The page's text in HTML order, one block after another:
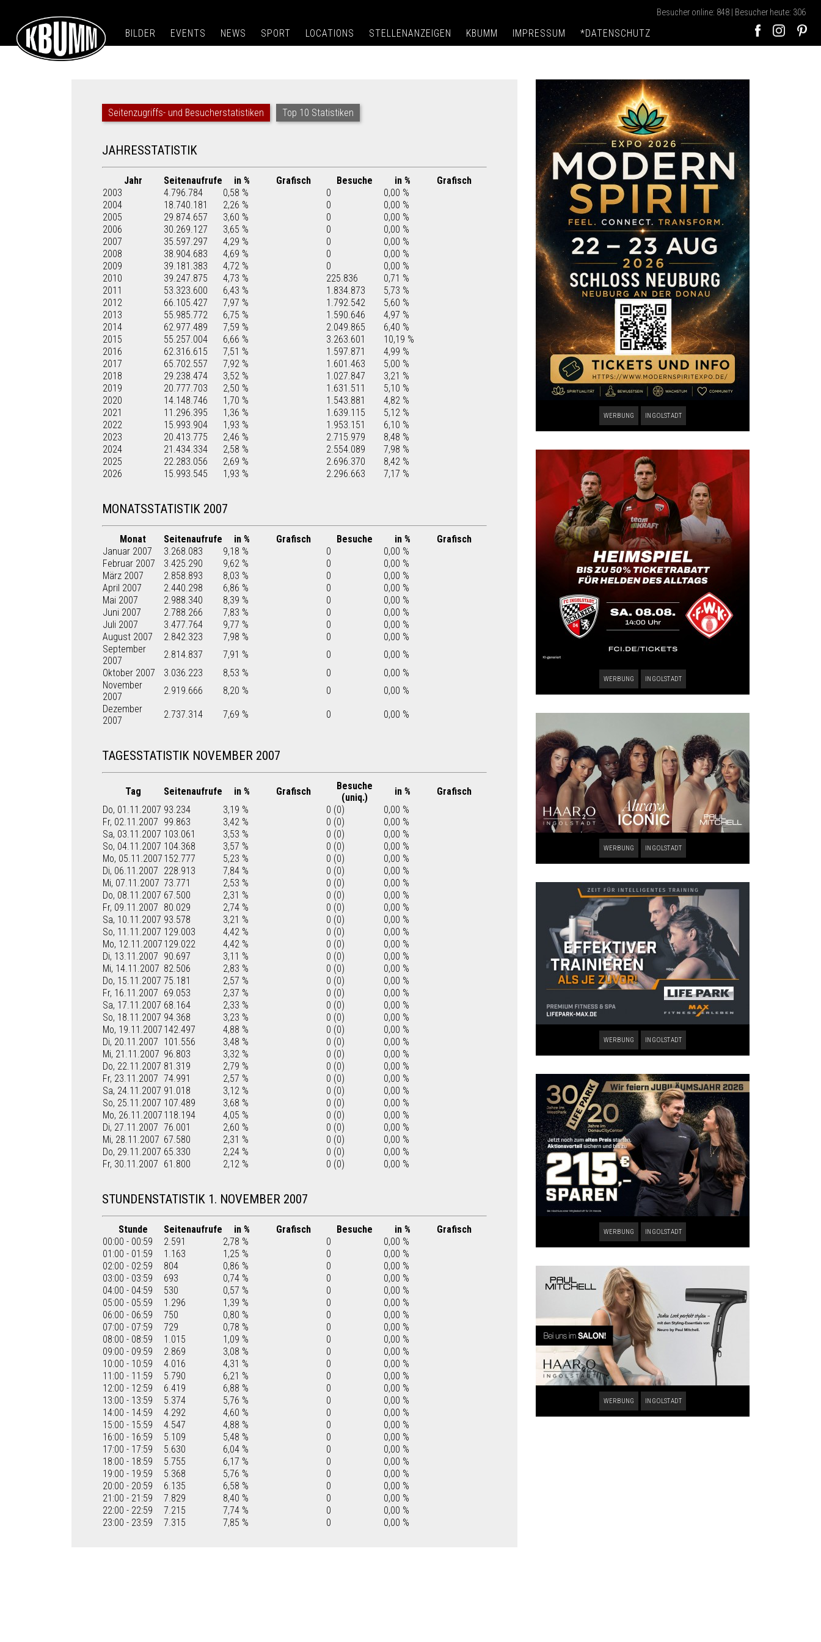
Besucher online: 848 | Besucher heute: 306
BILDER EVENTS NEWS SPORT LOCATIONS STELLENANZEIGEN KBUMM IMPRESSUM *DATENSCHUTZ
Seitenzugriffs- und Besucherstatistiken Top 10 Statistiken
JAHRESSTATISTIK
Jahr Seitenaufrufe in % Grafisch Besuche in %
Grafisch
2003
4.796.784 0,58 % 0
0,00 %
2004
18.740.181 2,26 % 0
0,00 %
2005
29.874.657 3,60 % 0
0,00 %
2006
30.269.127 3,65 % 0
0,00 %
2007
35.597.297 4,29 % 0
0,00 %
2008
38.904.683 4,69 % 0
0,00 %
2009
39.181.383 4,72 % 0
0,00 %
2010
39.247.875 4,73 % 225.836
0,71 %
2011
53.323.600 6,43 % 1.834.873
5,73 %
2012
66.105.427 7,97 % 1.792.542
5,60 %
2013
55.985.772 6,75 % 1.590.646
4,97 %
2014
62.977.489 7,59 % 2.049.865
6,40 %
2015
55.257.004 6,66 % 3.263.601
10,19 %
2016
62.316.615 7,51 % 1.597.871
4,99 %
2017
65.702.557 7,92 % 1.601.463
5,00 %
2018
29.238.474 3,52 % 1.027.847
3,21 %
2019
20.777.703 2,50 % 1.631.511
5,10 %
2020
14.148.746 1,70 % 1.543.881
4,82 %
2021
11.296.395 1,36 % 1.639.115
5,12 %
2022
15.993.904 1,93 % 1.953.151
6,10 %
2023
20.413.775 2,46 % 2.715.979
8,48 %
2024
21.434.334 2,58 % 2.554.089
7,98 %
2025
22.283.056 2,69 % 2.696.370
8,42 %
2026
15.993.545 1,93 % 2.296.663 7,17 %
MONATSSTATISTIK 2007
Monat Seitenaufrufe in % Grafisch Besuche in %
Grafisch
Januar 2007
3.268.083 9,18 % 0
0,00 %
Februar 2007
3.425.290 9,62 % 0
0,00 %
März 2007
2.858.893 8,03 % 0
0,00 %
April 2007
2.440.298 6,86 % 0
0,00 %
Mai 2007
2.988.340 8,39 % 0
0,00 %
Juni 2007
2.788.266 7,83 % 0
0,00 %
Juli 2007
3.477.764 9,77 % 0
0,00 %
August 2007
2.842.323 7,98 % 0
0,00 %
September
2007
2.814.837 7,91 % 0
0,00 %
Oktober 2007
3.036.223 8,53 % 0
0,00 %
November
2007
2.919.666 8,20 % 0
0,00 %
Dezember
2007
2.737.314 7,69 % 0 0,00 %
TAGESSTATISTIK NOVEMBER 2007
Tag Seitenaufrufe in % Grafisch
Besuche
(uniq.)
in %
Grafisch
Do, 01.11.2007 93.234 3,19 % 0 (0)
0,00 %
Fr, 02.11.2007 99.863 3,42 % 0 (0)
0,00 %
Sa, 03.11.2007 103.061 3,53 % 0 (0)
0,00 %
So, 04.11.2007 104.368 3,57 % 0 (0)
0,00 %
Mo, 05.11.2007 152.777 5,23 % 0 (0)
0,00 %
Di, 06.11.2007 228.913 7,84 % 0 (0)
0,00 %
Mi, 07.11.2007 73.771 2,53 % 0 (0)
0,00 %
Do, 08.11.2007 67.500 2,31 % 0 (0)
0,00 %
Fr, 09.11.2007 80.029 2,74 % 0 (0)
0,00 %
Sa, 10.11.2007 93.578 3,21 % 0 (0)
0,00 %
So, 11.11.2007 129.003 4,42 % 0 (0)
0,00 %
Mo, 12.11.2007 129.022 4,42 % 0 (0)
0,00 %
Di, 13.11.2007 90.697 3,11 % 0 (0)
0,00 %
Mi, 14.11.2007 82.506 2,83 % 0 (0)
0,00 %
Do, 15.11.2007 75.181 2,57 % 0 (0)
0,00 %
Fr, 16.11.2007 69.053 2,37 % 0 (0)
0,00 %
Sa, 17.11.2007 68.164 2,33 % 0 (0)
0,00 %
So, 18.11.2007 94.368 3,23 % 0 (0)
0,00 %
Mo, 19.11.2007 142.497 4,88 % 0 (0)
0,00 %
Di, 20.11.2007 101.556 3,48 % 0 (0)
0,00 %
Mi, 21.11.2007 96.803 3,32 % 0 (0)
0,00 %
Do, 22.11.2007 81.319 2,79 % 0 (0)
0,00 %
Fr, 23.11.2007 74.991 2,57 % 0 (0)
0,00 %
Sa, 24.11.2007 91.018 3,12 % 0 (0)
0,00 %
So, 25.11.2007 107.489 3,68 % 0 (0)
0,00 %
Mo, 26.11.2007 118.194 4,05 % 0 (0)
0,00 %
Di, 27.11.2007 76.001 2,60 % 0 (0)
0,00 %
Mi, 28.11.2007 67.580 2,31 % 0 (0)
0,00 %
Do, 29.11.2007 65.330 2,24 % 0 (0)
0,00 %
Fr, 30.11.2007 61.800 2,12 % 0 (0) 0,00 %
STUNDENSTATISTIK 1. NOVEMBER 2007
Stunde Seitenaufrufe in % Grafisch Besuche in %
Grafisch
00:00 - 00:59
2.591 2,78 % 0
0,00 %
01:00 - 01:59
1.163 1,25 % 0
0,00 %
02:00 - 02:59
804 0,86 % 0
0,00 %
03:00 - 03:59
693 0,74 % 0
0,00 %
04:00 - 04:59
530 0,57 % 0
0,00 %
05:00 - 05:59
1.296 1,39 % 0
0,00 %
06:00 - 06:59
750 0,80 % 0
0,00 %
07:00 - 07:59
729 0,78 % 0
0,00 %
08:00 - 08:59
1.015 1,09 % 0
0,00 %
09:00 - 09:59
2.869 3,08 % 0
0,00 %
10:00 - 10:59
4.016 4,31 % 0
0,00 %
11:00 - 11:59
5.790 6,21 % 0
0,00 %
12:00 - 12:59
6.419 6,88 % 0
0,00 %
13:00 - 13:59
5.374 5,76 % 0
0,00 %
14:00 - 14:59
4.292 4,60 % 0
0,00 %
15:00 - 15:59
4.547 4,88 % 0
0,00 %
16:00 - 16:59
5.109 5,48 % 0
0,00 %
17:00 - 17:59
5.630 6,04 % 0
0,00 %
18:00 - 18:59
5.755 6,17 % 0
0,00 %
19:00 - 19:59
5.368 5,76 % 0
0,00 %
20:00 - 20:59
6.135 6,58 % 0
0,00 %
21:00 - 21:59
7.829 8,40 % 0
0,00 %
22:00 - 22:59
7.215 7,74 % 0
0,00 %
23:00 - 23:59
7.315 7,85 % 0 0,00 %
WERBUNG INGOLSTADT
WERBUNG INGOLSTADT
WERBUNG INGOLSTADT
WERBUNG INGOLSTADT
WERBUNG INGOLSTADT
WERBUNG INGOLSTADT